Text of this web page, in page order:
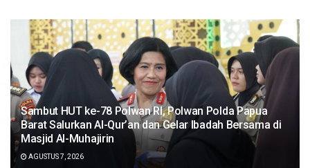
Sambut HUT ke-78 Polwan RI, Polwan Polda Papua
Barat Salurkan Al-Qur’an dan Gelar Ibadah Bersama di
Masjid Al-Muhajirin
AGUSTUS 7, 2026